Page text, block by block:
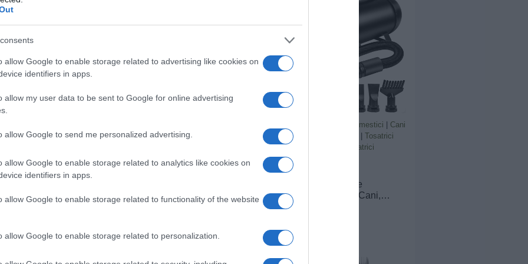
allow Google to enable storage related to advertising like cookies on
identifiers in apps.
allow my user data to be sent to Google for online advertising
allow Google to send me personalized advertising.
allow Google to enable storage related to analytics like cookies on
identifiers in apps.
allow Google to enable storage related to functionality of the website
allow Google to enable storage related to personalization.
Design Impermeabile IPX7: Design impermeabile di
grado IPX7, l'intero corpo del toelettatore può
spazzola di pulizia speciale è perfetta per la
manutenzione delle lame. Pulire frequentemente il
toelettatore per mantenere prestazioni ottimali e
| Accessori per toilette |Tosatrici
elettriche
25,96€
acciaio inossidabile rimovibili
da 30# per la toelettatura di
A5/Heiniger/moser/Wahl,
Accessori per toilette
Tosatrici
elettriche e lame
zampe, ricaricabile per
Prodotti per animali domestici | Cani
Accessori per toilette | Tosatrici
elettriche e lame
Tosatrici
elettriche
in offerta
YAZEKY Soffiatore
Professionale per Cani,
soffiatore Silenzioso da 2800
Lungo, asciugacapelli per
toelettatura Animali, velocità